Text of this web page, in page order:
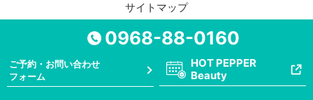
サイトマップ
Copyright © らくとこ整骨院 All Rights Reserved.
【掲載の記事・写真・イラストなどの無断複写・転載を禁じ
ご予約・お問い合わせ
フォーム
0968-88-0160
HOT PEPPER
Beauty